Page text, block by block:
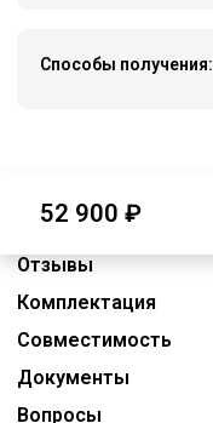
Способы получения:
52 900 ₽
Характеристики
Отзывы
Комплектация
Совместимость
Документы
Вопросы